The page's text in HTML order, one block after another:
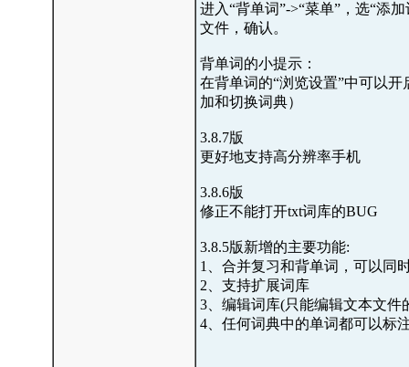
进入“背单词”->“菜单”，选“添
文件，确认。
背单词的小提示：
在背单词的“浏览设置”中可以
加和切换词典）
3.8.7版
更好地支持高分辨率手机
3.8.6版
修正不能打开txt词库的BUG
3.8.5版新增的主要功能:
1、合并复习和背单词，可以同
2、支持扩展词库
3、编辑词库(只能编辑文本文
4、任何词典中的单词都可以标